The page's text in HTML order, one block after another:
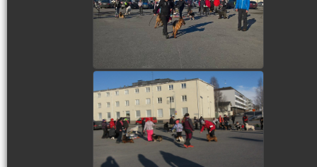
view picture